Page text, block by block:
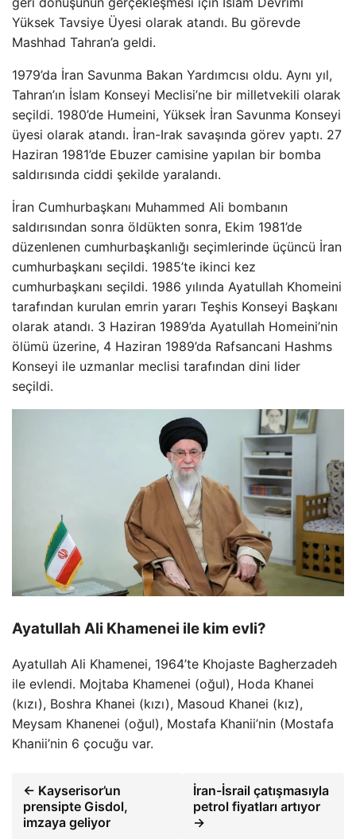
Yüksek Tavsiye Üyesi olarak atandı. Bu görevde
Mashhad Tahran’a geldi.
1979’da İran Savunma Bakan Yardımcısı oldu. Aynı yıl,
Tahran’ın İslam Konseyi Meclisi’ne bir milletvekili olarak
seçildi. 1980’de Humeini, Yüksek İran Savunma Konseyi
üyesi olarak atandı. İran-Irak savaşında görev yaptı. 27
Haziran 1981’de Ebuzer camisine yapılan bir bomba
saldırısında ciddi şekilde yaralandı.
İran Cumhurbaşkanı Muhammed Ali bombanın
saldırısından sonra öldükten sonra, Ekim 1981’de
düzenlenen cumhurbaşkanlığı seçimlerinde üçüncü İran
cumhurbaşkanı seçildi. 1985’te ikinci kez
cumhurbaşkanı seçildi. 1986 yılında Ayatullah Khomeini
tarafından kurulan emrin yararı Teşhis Konseyi Başkanı
olarak atandı. 3 Haziran 1989’da Ayatullah Homeini’nin
ölümü üzerine, 4 Haziran 1989’da Rafsancani Hashms
Konseyi ile uzmanlar meclisi tarafından dini lider
seçildi.
Ayatullah Ali Khamenei ile kim evli?
Ayatullah Ali Khamenei, 1964’te Khojaste Bagherzadeh
ile evlendi. Mojtaba Khamenei (oğul), Hoda Khanei
(kızı), Boshra Khanei (kızı), Masoud Khanei (kız),
Meysam Khanenei (oğul), Mostafa Khanii’nin (Mostafa
Khanii’nin 6 çocuğu var.
← Kayserisor’un
prensipte Gisdol,
imzaya geliyor
İran-İsrail çatışmasıyla
petrol fiyatları artıyor
→